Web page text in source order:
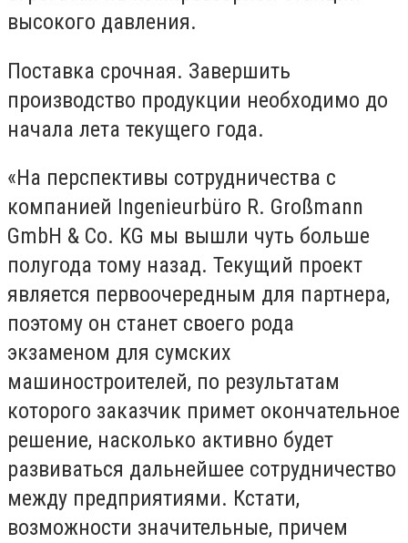
высокого давления.
Поставка срочная. Завершить
производство продукции необходимо до
начала лета текущего года.
«На перспективы сотрудничества с
компанией Ingenieurbüro R. Großmann
GmbH & Co. KG мы вышли чуть больше
полугода тому назад. Текущий проект
является первоочередным для партнера,
поэтому он станет своего рода
экзаменом для сумских
машиностроителей, по результатам
которого заказчик примет окончательное
решение, насколько активно будет
развиваться дальнейшее сотрудничество
между предприятиями. Кстати,
возможности значительные, причем